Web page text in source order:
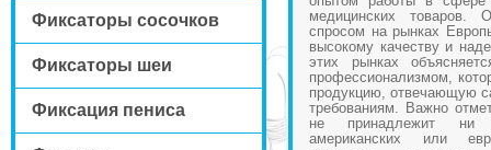
Фиксаторы сосочков
Фиксаторы шеи
Фиксация пениса
медицинских товаров.
спросом на рынках
высокому качеству и
этих рынках
профессионализмом,
продукцию, отвечающую
требованиям. Важно
не принадлежит ни
американских или